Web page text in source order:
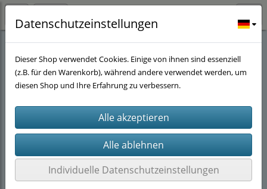
Stöwers-Teich Eck(40) Koifutter(29) Ichi Food(4)
Datenschutzeinstellungen
Dieser Shop verwendet Cookies. Einige von ihnen sind essenziell
(z.B. für den Warenkorb), während andere verwendet werden, um
diesen Shop und Ihre Erfahrung zu verbessern.
Individuelle Datenschutzeinstellungen